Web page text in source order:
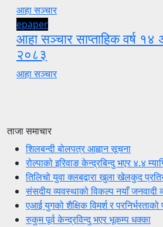
आहा सञ्चार
epaper
आहा सञ्चार साप्ताहिक वर्ष
२०८३
आहा सञ्चार
ताजा समाचार
शिलबन्दी बोलपत्र आह्वान सूचना
रोल्पाको इरिवाङ केन्द्रबिन्दु भएर ४.४
तिलिचो युवा क्लबद्वारा खुला खेलकुद
संसदीय व्यवस्थाको विकल्प नयाँ जनवादी
एआई युगको शैक्षिक विमर्श र परनिर्भरताको
रुकुम पूर्व केन्द्रविन्दु भएर भूकम्प धक्का